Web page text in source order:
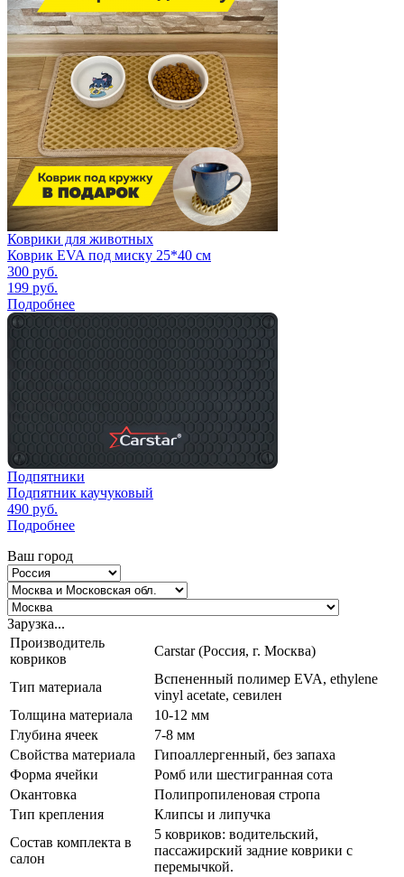
Коврики для животных
Коврик EVA под миску 25*40 см
300 руб.
199 руб.
Подробнее
Подпятники
Подпятник каучуковый
490 руб.
Подробнее
Ваш город
Зарузка...
Производитель
ковриков
Carstar (Россия, г. Москва)
Тип материала
Вспененный полимер EVA, ethylene
vinyl acetate, севилен
Толщина материала
10-12 мм
Глубина ячеек
7-8 мм
Свойства материала
Гипоаллергенный, без запаха
Форма ячейки
Ромб или шестигранная сота
Окантовка
Полипропиленовая стропа
Тип крепления
Клипсы и липучка
Состав комплекта в
салон
5 ковриков: водительский,
пассажирский задние коврики с
перемычкой.